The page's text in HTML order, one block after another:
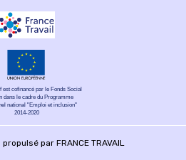
est cofinancé par le Fonds Social
dans le cadre du Programme
national "Emploi et inclusion"
2014-2020
par FRANCE TRAVAIL